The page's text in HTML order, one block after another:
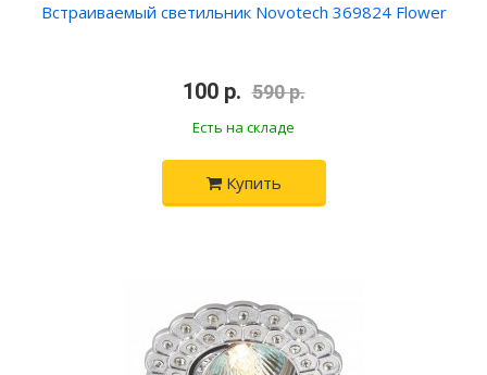
Встраиваемый светильник Novotech 369824 Flower
100 р. 590 р.
Есть на складе
Купить